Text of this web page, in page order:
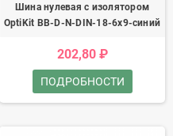
Шина нулевая с изолятором
OptiKit BB-D-N-DIN-18-6х9-синий
202,80 ₽
ПОДРОБНОСТИ